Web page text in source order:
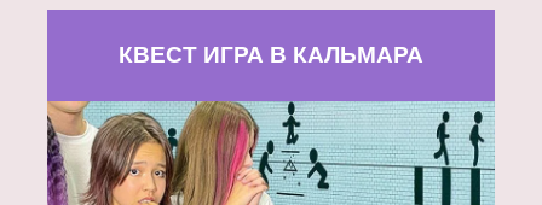
КВЕСТ ИГРА В КАЛЬМАРА